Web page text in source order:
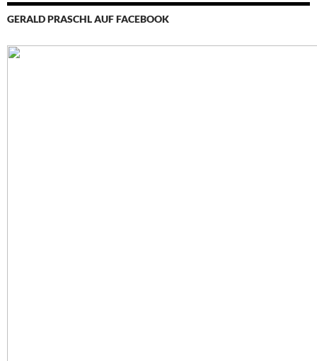
GERALD PRASCHL AUF FACEBOOK